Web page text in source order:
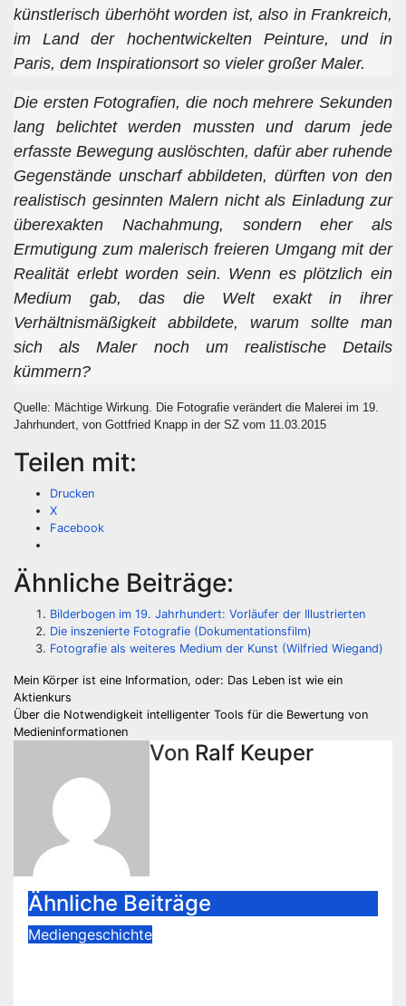
künstlerisch überhöht worden ist, also in Frankreich,
im Land der hochentwickelten Peinture, und in
Paris, dem Inspirationsort so vieler großer Maler.
Die ersten Fotografien, die noch mehrere Sekunden
lang belichtet werden mussten und darum jede
erfasste Bewegung auslöschten, dafür aber ruhende
Gegenstände unscharf abbildeten, dürften von den
realistisch gesinnten Malern nicht als Einladung zur
überexakten Nachahmung, sondern eher als
Ermutigung zum malerisch freieren Umgang mit der
Realität erlebt worden sein. Wenn es plötzlich ein
Medium gab, das die Welt exakt in ihrer
Verhältnismäßigkeit abbildete, warum sollte man
sich als Maler noch um realistische Details
kümmern?
Quelle: Mächtige Wirkung. Die Fotografie verändert die Malerei im 19.
Jahrhundert, von Gottfried Knapp in der SZ vom 11.03.2015
Teilen mit:
Drucken
X
Facebook
Ähnliche Beiträge:
Bilderbogen im 19. Jahrhundert: Vorläufer der Illustrierten
Die inszenierte Fotografie (Dokumentationsfilm)
Fotografie als weiteres Medium der Kunst (Wilfried Wiegand)
Beitragsnavigation
Mein Körper ist eine Information, oder: Das Leben ist wie ein
Aktienkurs
Über die Notwendigkeit intelligenter Tools für die Bewertung von
Medieninformationen
Von Ralf Keuper
Ähnliche Beiträge
Mediengeschichte